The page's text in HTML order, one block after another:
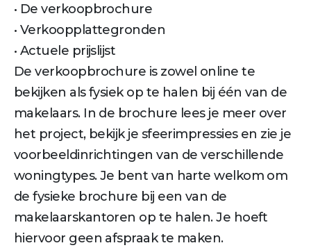
• De verkoopbrochure
• Verkoopplattegronden
• Actuele prijslijst
De verkoopbrochure is zowel online te
bekijken als fysiek op te halen bij één van de
makelaars. In de brochure lees je meer over
het project, bekijk je sfeerimpressies en zie je
voorbeeldinrichtingen van de verschillende
woningtypes. Je bent van harte welkom om
de fysieke brochure bij een van de
makelaarskantoren op te halen. Je hoeft
hiervoor geen afspraak te maken.